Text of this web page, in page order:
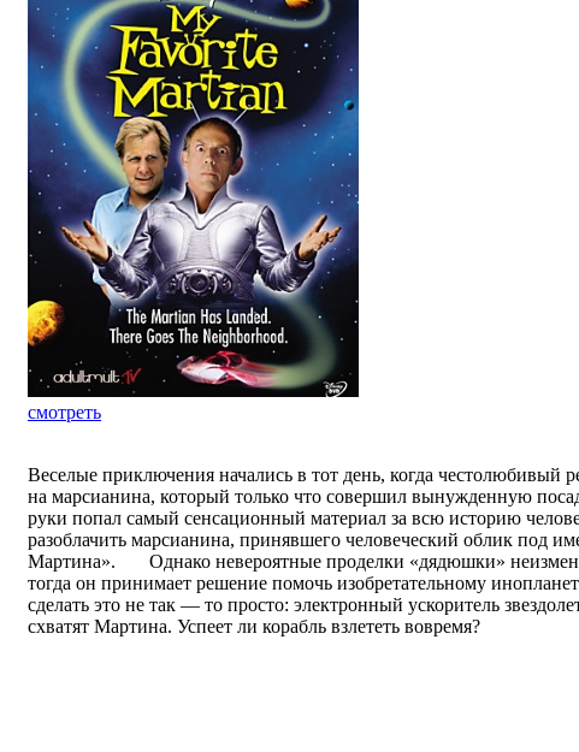
смотреть
Веселые приключения начались в тот день, когда честолюбивый
на марсианина, который только что совершил вынужденную
руки попал самый сенсационный материал за всю историю
разоблачить марсианина, принявшего человеческий облик под
Мартина». Однако невероятные проделки «дядюшки»
тогда он принимает решение помочь изобретательному
сделать это не так — то просто: электронный ускоритель
схватят Мартина. Успеет ли корабль взлететь вовремя?